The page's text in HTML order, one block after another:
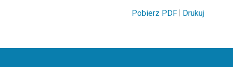
Pobierz PDF | Drukuj